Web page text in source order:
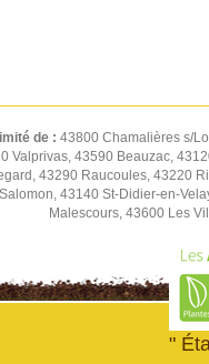
de : 43800 Chamalières s/
Valprivas, 43590 Beauzac,
43290 Raucoules, 43220
43140 St-Didier-en-
Malescours, 43600 Les
"